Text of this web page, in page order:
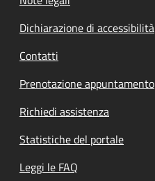
Dichiarazione di accessibilità
Contatti
Prenotazione appuntamento
Richiedi assistenza
Statistiche del portale
Leggi le FAQ